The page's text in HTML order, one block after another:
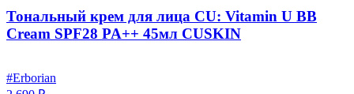
Тональный крем для лица CU: Vitamin U BB
Cream SPF28 PA++ 45мл CUSKIN
#Erborian